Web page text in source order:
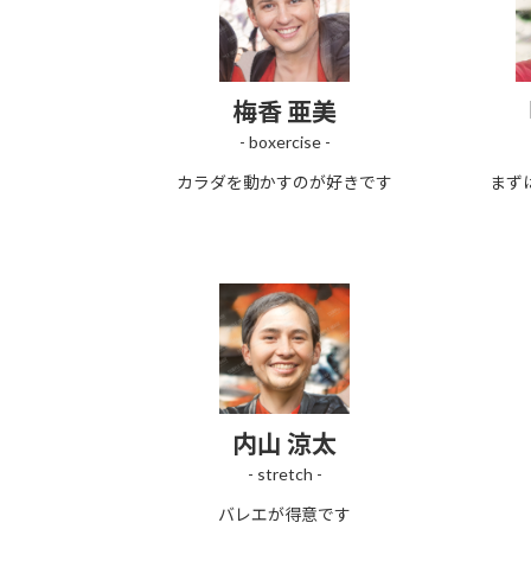
梅香 亜美
- boxercise -
カラダを動かすのが好きです
まず
内山 涼太
- stretch -
バレエが得意です